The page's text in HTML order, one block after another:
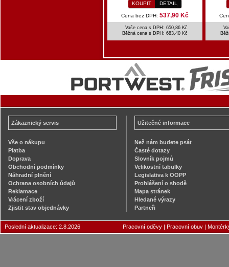
KOUPIT DETAIL
Cena bez DPH: 537,90 Kč
Vaše cena s DPH: 650,86 Kč
Běžná cena s DPH: 683,40 Kč
Zákaznický servis
Vše o nákupu
Platba
Doprava
Obchodní podmínky
Náhradní plnění
Ochrana osobních údajů
Reklamace
Vrácení zboží
Zjistit stav objednávky
Užitečné informace
Než nám budete psát
Časté dotazy
Slovník pojmů
Velikostní tabulky
Legislativa k OOPP
Prohlášení o shodě
Mapa stránek
Hledané výrazy
Partneři
Poslední aktualizace: 2.8.2026 Pracovní oděvy | Pracovní obuv |